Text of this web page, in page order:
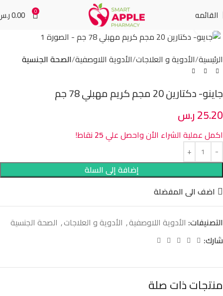
القائمه 0
0.00
الرئيسية الأدوية و العلاجات الأدوية اللاوصفية الصحة الجنسية
جاينو- دكتارين 20 مجم كريم مهبلي 78 جم
25.20ر.س
اكمل عملية الشراء الأن واحصل علي25 نقاط!
إضافة إلى السلة
اضف الى المفضلة
التصنيفات: الأدوية اللاوصفية, الأدوية و العلاجات, الصحة الجنسية
شارك:
منتجات ذات صلة